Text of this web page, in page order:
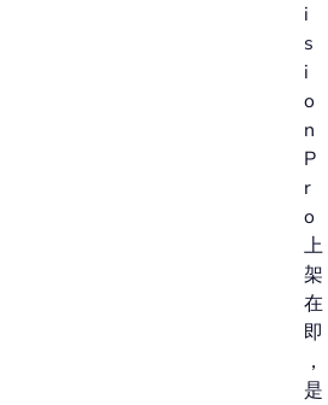
i
s
i
o
n
P
r
o
上
架
在
即
，
是